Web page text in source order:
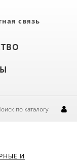
связь
по каталогу
И